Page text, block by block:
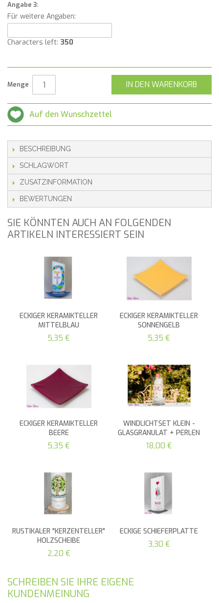
Angabe 3:
Für weitere Angaben:
Characters left: 350
Menge IN DEN WARENKORB
Auf den Wunschzettel
BESCHREIBUNG
SCHLAGWORT
ZUSATZINFORMATION
BEWERTUNGEN
SIE KÖNNTEN AUCH AN FOLGENDEN
ARTIKELN INTERESSIERT SEIN
ECKIGER KERAMIKTELLER
MITTELBLAU
5,35 €
ECKIGER KERAMIKTELLER
SONNENGELB
5,35 €
ECKIGER KERAMIKTELLER
BEERE
5,35 €
WINDLICHTSET KLEIN -
GLASGRANULAT + PERLEN
18,00 €
RUSTIKALER "KERZENTELLER"
HOLZSCHEIBE
2,20 €
ECKIGE SCHIEFERPLATTE
3,30 €
SCHREIBEN SIE IHRE EIGENE
KUNDENMEINUNG